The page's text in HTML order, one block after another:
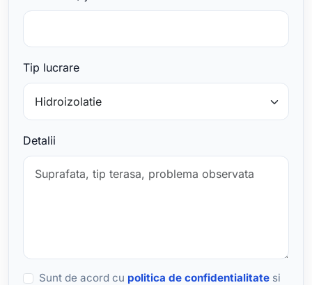
Tip lucrare
Detalii
Sunt de acord cu politica de confidentialitatesi